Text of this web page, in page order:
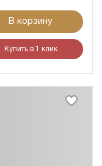
В корзину
Купить в 1 клик